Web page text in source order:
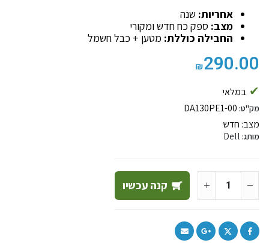
אחריות: שנה
מצב: ספק כח חדש ומקורי
החבילה כוללת: מטען + כבל חשמל
₪290.00
במלאי
מק"ט: DA130PE1-00
מצב: חדש
מותג: Dell
קנה עכשיו